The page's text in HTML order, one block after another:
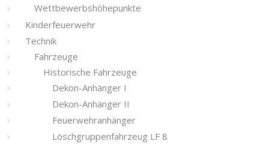
Wettbewerbshöhepunkte
Kinderfeuerwehr
Technik
Fahrzeuge
Historische Fahrzeuge
Dekon-Anhänger I
Dekon-Anhänger II
Feuerwehranhänger
Löschgruppenfahrzeug LF 8